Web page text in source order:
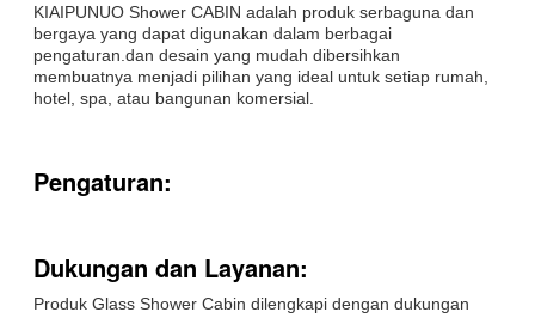
KIAIPUNUO Shower CABIN adalah produk serbaguna dan
bergaya yang dapat digunakan dalam berbagai
pengaturan.dan desain yang mudah dibersihkan
membuatnya menjadi pilihan yang ideal untuk setiap rumah,
hotel, spa, atau bangunan komersial.
Pengaturan:
Dukungan dan Layanan:
Produk Glass Shower Cabin dilengkapi dengan dukungan